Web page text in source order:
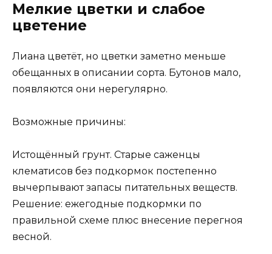
Мелкие цветки и слабое
цветение
Лиана цветёт, но цветки заметно меньше
обещанных в описании сорта. Бутонов мало,
появляются они нерегулярно.
Возможные причины:
Истощённый грунт. Старые саженцы
клематисов без подкормок постепенно
вычерпывают запасы питательных веществ.
Решение: ежегодные подкормки по
правильной схеме плюс внесение перегноя
весной.